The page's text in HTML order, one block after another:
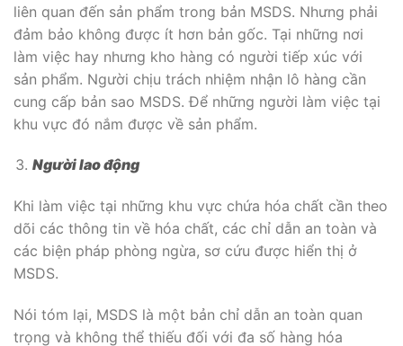
liên quan đến sản phẩm trong bản MSDS. Nhưng phải
đảm bảo không được ít hơn bản gốc. Tại những nơi
làm việc hay nhưng kho hàng có người tiếp xúc với
sản phẩm. Người chịu trách nhiệm nhận lô hàng cần
cung cấp bản sao MSDS. Để những người làm việc tại
khu vực đó nắm được về sản phẩm.
Người lao động
Khi làm việc tại những khu vực chứa hóa chất cần theo
dõi các thông tin về hóa chất, các chỉ dẫn an toàn và
các biện pháp phòng ngừa, sơ cứu được hiển thị ở
MSDS.
Nói tóm lại, MSDS là một bản chỉ dẫn an toàn quan
trọng và không thể thiếu đối với đa số hàng hóa